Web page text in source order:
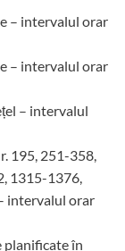
– intervalul orar
– intervalul orar
– intervalul
195, 251-358,
1315-1376,
intervalul orar
planificate în